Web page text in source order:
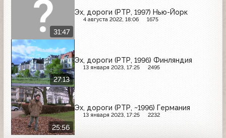
31:47
Эх, дороги (РТР, 1997) Нью-Йорк
4 августа 2022, 18:06 1675
27:13
Эх, дороги (РТР, 1996) Финляндия
13 января 2023, 17:25 2495
25:56
Эх, дороги (РТР, ~1996) Германия
13 января 2023, 17:25 2232